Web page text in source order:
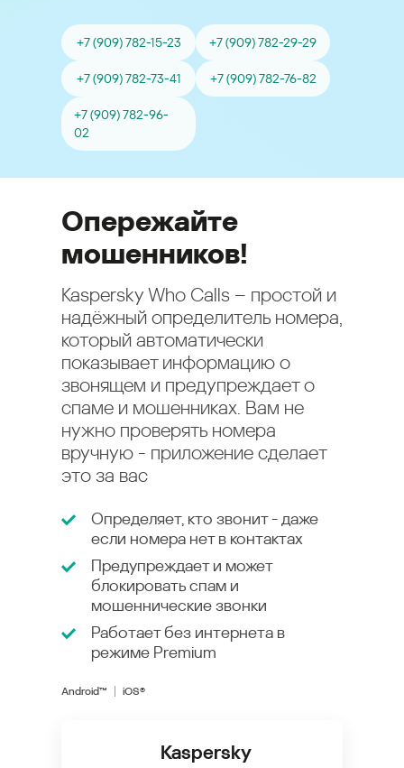
+7 (909) 782-15-23 +7 (909) 782-29-29
+7 (909) 782-73-41 +7 (909) 782-76-82
+7 (909) 782-96-
02
Опережайте
мошенников!
Kaspersky Who Calls – простой и
надёжный определитель номера,
который автоматически
показывает информацию о
звонящем и предупреждает о
спаме и мошенниках. Вам не
нужно проверять номера
вручную - приложение сделает
это за вас
Определяет, кто звонит - даже
если номера нет в контактах
Предупреждает и может
блокировать спам и
мошеннические звонки
Работает без интернета в
режиме Premium
Android™ iOS®
Kaspersky